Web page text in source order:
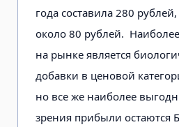
года составила 280
около 80 рублей.
на рынке является
добавки в ценовой
но все же наиболее
зрения прибыли остаются